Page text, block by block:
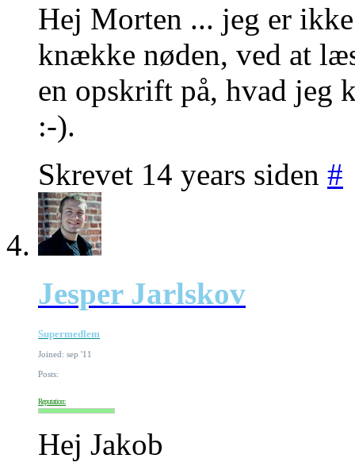
Hej Morten ... jeg er
knække nøden, ved at
en opskrift på, hvad jeg
:-).
Skrevet 14 years siden #
Jesper Jarlskov
Supermedlem
Joined: sep '11
Posts:
Reputation:
Hej Jakob